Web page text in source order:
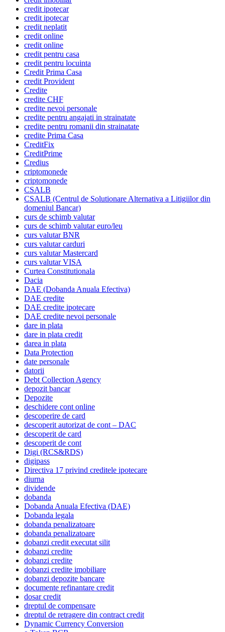
credit ipotecar
credit ipotecar
credit neplatit
credit online
credit online
credit pentru casa
credit pentru locuinta
Credit Prima Casa
credit Provident
Credite
credite CHF
credite nevoi personale
credite pentru angajati in strainatate
credite pentru romanii din strainatate
credite Prima Casa
CreditFix
CreditPrime
Credius
criptomonede
criptomonede
CSALB
CSALB (Centrul de Solutionare Alternativa a Litigiilor din
domeniul Bancar)
curs de schimb valutar
curs de schimb valutar euro/leu
curs valutar BNR
curs valutar carduri
curs valutar Mastercard
curs valutar VISA
Curtea Constitutionala
Dacia
DAE (Dobanda Anuala Efectiva)
DAE credite
DAE credite ipotecare
DAE credite nevoi personale
dare in plata
dare in plata credit
darea in plata
Data Protection
date personale
datorii
Debt Collection Agency
depozit bancar
Depozite
deschidere cont online
descoperire de card
descoperit autorizat de cont – DAC
descoperit de card
descoperit de cont
Digi (RCS&RDS)
digipass
Directiva 17 privind creditele ipotecare
diurna
dividende
dobanda
Dobanda Anuala Efectiva (DAE)
Dobanda legala
dobanda penalizatoare
dobanda penalizatoare
dobanzi credit executat silit
dobanzi credite
dobanzi credite
dobanzi credite imobiliare
dobanzi depozite bancare
documente refinantare credit
dosar credit
dreptul de compensare
dreptul de retragere din contract credit
Dynamic Currency Conversion